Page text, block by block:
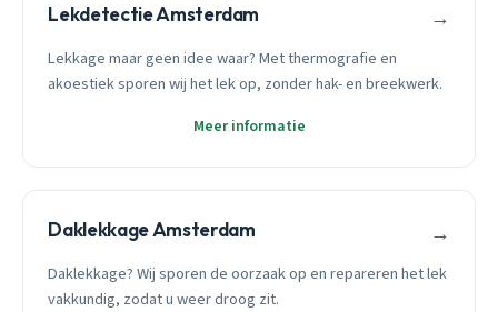
Lekdetectie Amsterdam →
Lekkage maar geen idee waar? Met thermografie en
akoestiek sporen wij het lek op, zonder hak- en breekwerk.
Meer informatie
Daklekkage Amsterdam →
Daklekkage? Wij sporen de oorzaak op en repareren het lek
vakkundig, zodat u weer droog zit.